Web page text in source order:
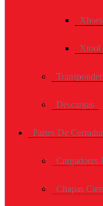
Xtool
Descargas
Partes De
Cargadores
Chapas